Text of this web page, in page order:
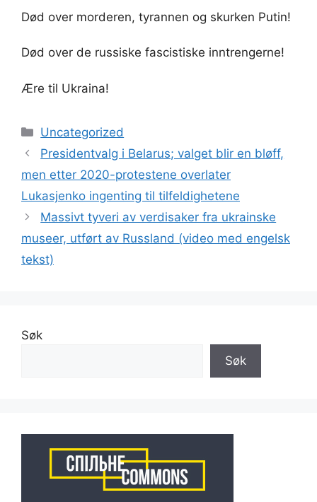
Død over morderen, tyrannen og skurken Putin!
Død over de russiske fascistiske inntrengerne!
Ære til Ukraina!
Kategorier
Uncategorized
Presidentvalg i Belarus; valget blir en bløff,
men etter 2020-protestene overlater
Lukasjenko ingenting til tilfeldighetene
Massivt tyveri av verdisaker fra ukrainske
museer, utført av Russland (video med engelsk
tekst)
Søk
Søk